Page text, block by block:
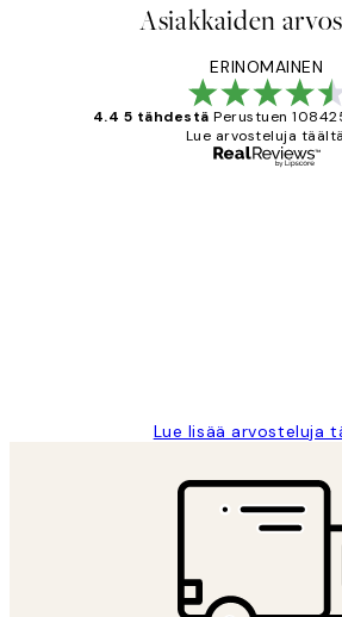
Asiakkaiden
ERINOMAINEN
4.4 5 tähdestä Perustuen
Lue arvosteluja
Lue lisää arvosteluja